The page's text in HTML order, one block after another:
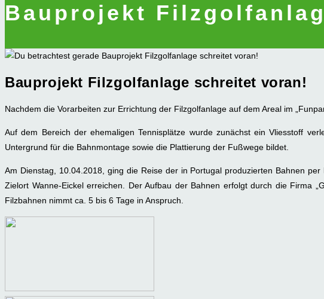
Bauprojekt
Bauprojekt Filzgolfanlage schreitet voran!
Nachdem die Vorarbeiten zur Errichtung der Filzgolfanlage auf dem Areal im
Auf dem Bereich der ehemaligen Tennisplätze wurde zunächst ein Vliesstoff
Untergrund für die Bahnmontage sowie die Plattierung der Fußwege bildet.
Am Dienstag, 10.04.2018, ging die Reise der in Portugal produzierten Bahnen
Zielort Wanne-Eickel erreichen. Der Aufbau der Bahnen erfolgt durch die Firma
Filzbahnen nimmt ca. 5 bis 6 Tage in Anspruch.